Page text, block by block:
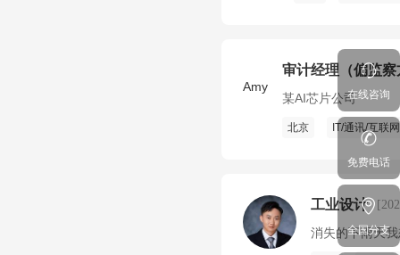
Amy
审计经理（偏监察
某AI芯片公司
北京 IT/通讯/互联网
工业设计
消失的下雨天
在线咨询
免费电话
全国分支